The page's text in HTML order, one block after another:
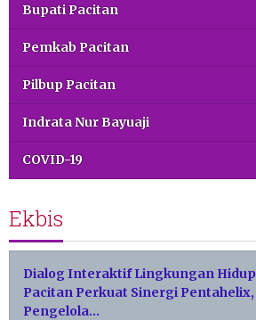
Bupati Pacitan
Pemkab Pacitan
Pilbup Pacitan
Indrata Nur Bayuaji
COVID-19
Ekbis
Dialog Interaktif Lingkungan Hidup
Pacitan Perkuat Sinergi Pentahelix,
Pengelola…